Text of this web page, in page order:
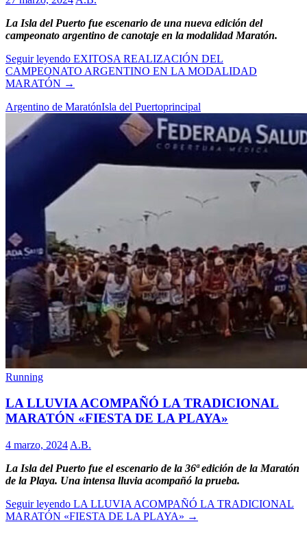
La Isla del Puerto fue escenario de una nueva edición del
campeonato argentino de canotaje en la modalidad Maratón.
Seguir leyendo EXITOSA REALIZACIÓN DEL
CAMPEONATO ARGENTINO EN LA MODALIDAD
MARATÓN →
Argentino de MaratónIsla del Puertoprincipal
Running
LA LLUVIA ACOMPAÑÓ LA TRADICIONAL
MARATÓN «FIESTA DE LA PLAYA»
4 marzo, 2024 A.B.
La Isla del Puerto fue el escenario de la 36ª edición de la Maratón
de la Playa. Una intensa lluvia acompañó la prueba.
Seguir leyendo LA LLUVIA ACOMPAÑÓ LA TRADICIONAL
MARATÓN «FIESTA DE LA PLAYA» →